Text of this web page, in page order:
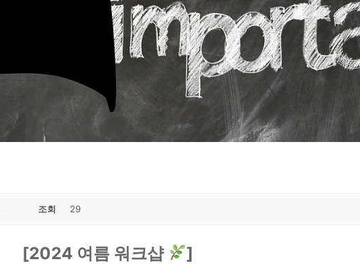
조회 29
[2024 여름 워크샵 ]